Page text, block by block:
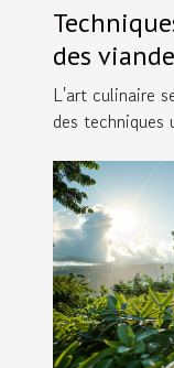
des
L'art culinaire
des techniques